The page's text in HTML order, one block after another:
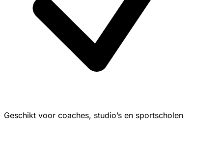
Geschikt voor coaches, studio’s en sportscholen